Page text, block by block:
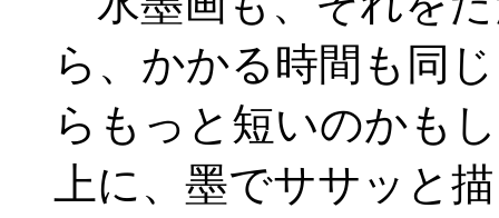
ら、かかる時間も同
らもっと短いのかも
上に、墨でササッと